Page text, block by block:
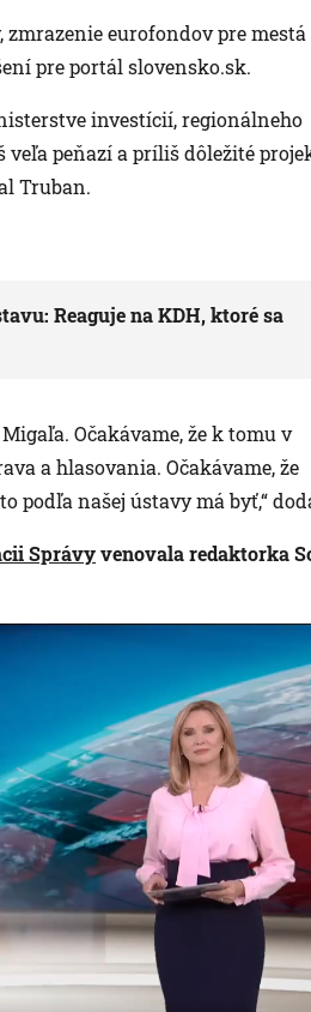
eurofondov pre mestá
pre portál slovensko.sk.
investícií, regionálneho
peňazí a príliš dôležité
Truban.
Reaguje na KDH, ktoré sa
Očakávame, že k tomu v
a hlasovania. Očakávame, že
podľa našej ústavy má byť,“
Správyvenovala redaktorka